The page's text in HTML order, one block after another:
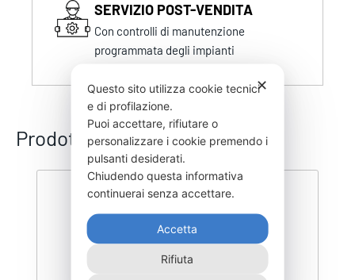
SERVIZIO POST-VENDITA
Con controlli di manutenzione
programmata degli impianti
Prodotti correlati
✕
Questo sito utilizza cookie tecnici
e di profilazione.
Puoi accettare, rifiutare o
personalizzare i cookie premendo i
pulsanti desiderati.
Chiudendo questa informativa
continuerai senza accettare.
Accetta
Rifiuta